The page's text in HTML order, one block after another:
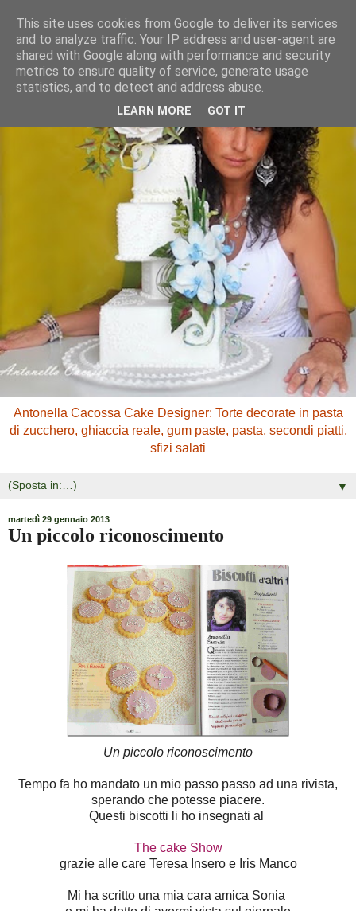
Antonella Cacossa Cake Designer: Torte decorate in pasta
di zucchero, ghiaccia reale, gum paste, pasta, secondi piatti,
sfizi salati
▼
martedì 29 gennaio 2013
Un piccolo riconoscimento
Un piccolo riconoscimento
Tempo fa ho mandato un mio passo passo ad una rivista,
sperando che potesse piacere.
Questi biscotti li ho insegnati al
The cake Show
grazie alle care Teresa Insero e Iris Manco
Mi ha scritto una mia cara amica Sonia
This site uses cookies from Google to deliver its services
and to analyze traffic. Your IP address and user-agent are
shared with Google along with performance and security
metrics to ensure quality of service, generate usage
statistics, and to detect and address abuse.
LEARN MORE GOT IT